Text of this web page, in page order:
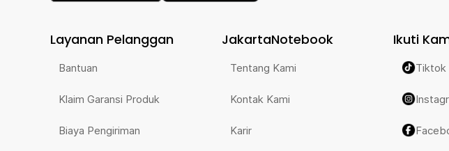
Layanan Pelanggan
Bantuan
Klaim Garansi Produk
Biaya Pengiriman
JakartaNotebook
Tentang Kami
Kontak Kami
Karir
Ikuti
Tiktok